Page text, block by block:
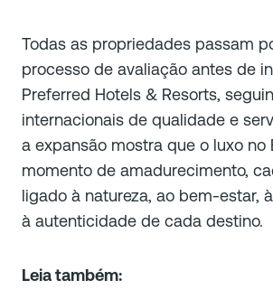
Todas as propriedades passam
processo de avaliação antes de
Preferred Hotels & Resorts,
internacionais de qualidade e
a expansão mostra que o luxo no
momento de amadurecimento,
ligado à natureza, ao bem-estar,
à autenticidade de cada destino.
Leia também: